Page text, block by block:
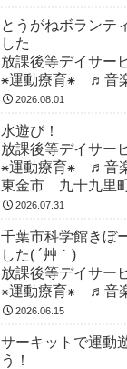
とうがねボランテ
した
放課後等デイサ
⁕運動療育⁕ ♬音
東金市 九十九里
2026.08.01
水遊び！
放課後等デイサ
⁕運動療育⁕ ♬音
東金市 九十九里
2026.07.31
千葉市科学館きぼ
した( ´艸｀)
放課後等デイサ
⁕運動療育⁕ ♬音
東金市 九十九里
2026.06.15
サーキットで運動
う！